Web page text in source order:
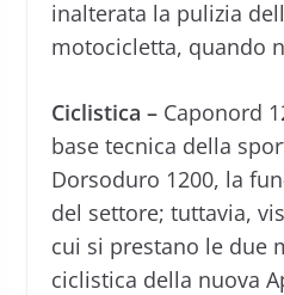
inalterata la pulizia
motocicletta, quando
Ciclistica – Caponord
base tecnica della
Dorsoduro 1200, la
del settore; tuttavia,
cui si prestano le due
ciclistica della nuova